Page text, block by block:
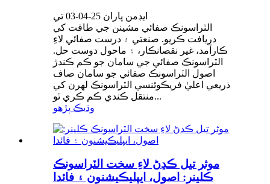
ايڊمن پاران 25-04-03 تي
الٽراسونڪ صفائي مشينن جي طاقت کي
دريافت ڪريو. صنعتي ۽ درست صفائي لاءِ
ڪارآمد، غير نقصانڪار، ۽ ماحول دوست حل.
الٽراسونڪ صفائي جي سامان جو ڪم ڪندڙ
اصول الٽراسونڪ صفائي جو سامان صاف
ذريعي اعليٰ فريڪوئنسي الٽراسونڪ لهرن کي
منتقل ڪندي ڪم ڪري ٿو...
وڌيڪ پڙهو
موثر تيل ڪڍڻ لاءِ سخت الٽراسونڪ
ڪلينر: اصول، ايپليڪيشنون ۽ فائدا